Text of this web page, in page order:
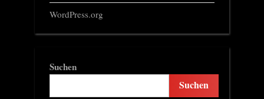
WordPress.org
Suchen
Suchen